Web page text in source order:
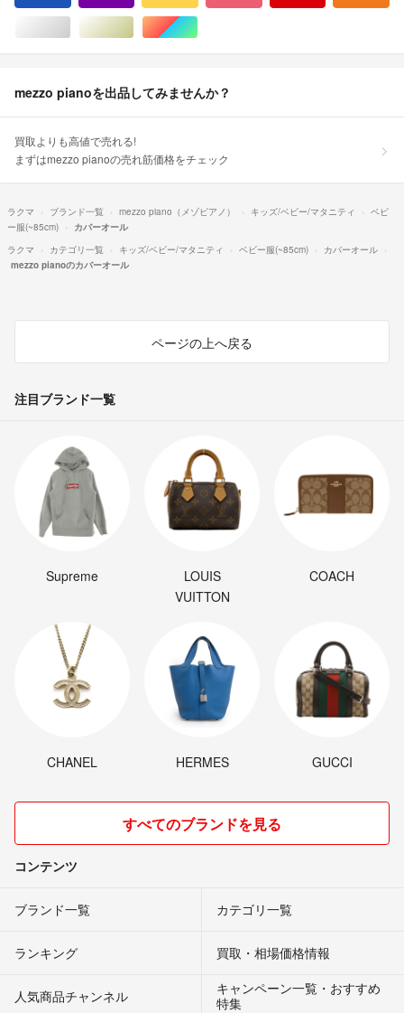
シルバー/銀色系ゴールド/金色系マルチカラー
mezzo pianoを出品してみませんか？
買取よりも高値で売れる!
まずはmezzo pianoの売れ筋価格をチェック
ラクマ ブランド一覧 mezzo piano（メゾピアノ） キッズ/ベビー/マタニティ
ベビ
ー服(~85cm)
カバーオール
ラクマ
カテゴリ一覧 キッズ/ベビー/マタニティ ベビー服(~85cm)
カバーオール
mezzo pianoのカバーオール
ページの上へ戻る
注目ブランド一覧
Supreme
LOUIS
VUITTON
COACH
CHANEL HERMES GUCCI
すべてのブランドを見る
コンテンツ
ブランド一覧 カテゴリ一覧
ランキング 買取・相場価格情報
人気商品チャンネル
キャンペーン一覧・おすすめ
特集